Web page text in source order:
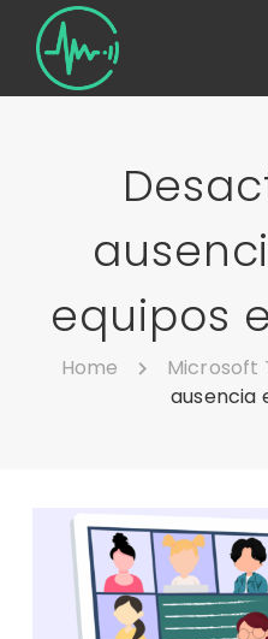
equipos
Home Microsoft
ausencia